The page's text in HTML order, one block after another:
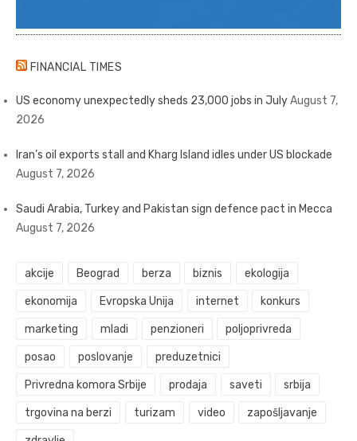
FINANCIAL TIMES
US economy unexpectedly sheds 23,000 jobs in JulyAugust 7,
2026
Iran’s oil exports stall and Kharg Island idles under US blockade
August 7, 2026
Saudi Arabia, Turkey and Pakistan sign defence pact in Mecca
August 7, 2026
akcije Beograd berza biznis ekologija
ekonomija Evropska Unija internet konkurs
marketing mladi penzioneri poljoprivreda
posao poslovanje preduzetnici
Privredna komora Srbije prodaja saveti srbija
trgovina na berzi turizam video zapošljavanje